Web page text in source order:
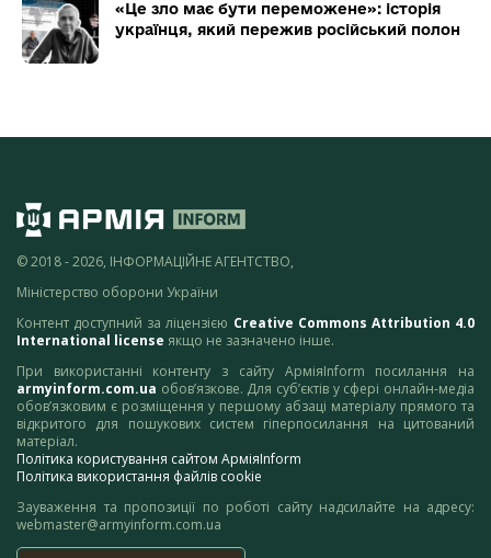
«Це зло має бути переможене»: історія
українця, який пережив російський полон
© 2018 - 2026, ІНФОРМАЦІЙНЕ АГЕНТСТВО,
Міністерство оборони України
Контент доступний за ліцензією Creative Commons Attribution 4.0
International license якщо не зазначено інше.
При використанні контенту з сайту АрміяInform посилання на
armyinform.com.ua обов’язкове. Для суб’єктів у сфері онлайн-медіа
обов’язковим є розміщення у першому абзаці матеріалу прямого та
відкритого для пошукових систем гіперпосилання на цитований
матеріал.
Політика користування сайтом АрміяInform
Політика використання файлів cookie
Зауваження та пропозиції по роботі сайту надсилайте на адресу:
webmaster@armyinform.com.ua